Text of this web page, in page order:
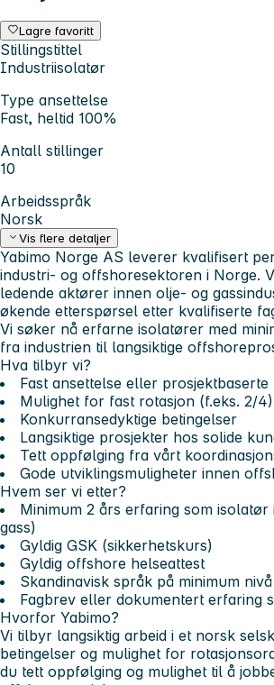
Lagre favoritt
Stillingstittel
Industriisolatør
Type ansettelse
Fast, heltid 100%
Antall stillinger
10
Arbeidsspråk
Norsk
Vis flere detaljer
Yabimo Norge AS leverer kvalifisert
industri- og offshoresektoren i Norge.
ledende aktører innen olje- og
økende etterspørsel etter kvalifiserte
Vi søker nå erfarne isolatører med
fra industrien til langsiktige
Hva tilbyr vi?
Fast ansettelse eller
Mulighet for fast rotasjon (f.eks. 2/4)
Konkurransedyktige betingelser
Langsiktige prosjekter hos solide
Tett oppfølging fra vårt
Gode utviklingsmuligheter innen
Hvem ser vi etter?
Minimum 2 års erfaring som
gass)
Gyldig GSK (sikkerhetskurs)
Gyldig offshore helseattest
Skandinavisk språk på minimum
Fagbrev eller dokumentert erfaring
Hvorfor Yabimo?
Vi tilbyr langsiktig arbeid i et norsk
betingelser og mulighet for
du tett oppfølging og mulighet til å